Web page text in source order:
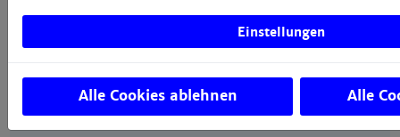
Verwandte Studiengänge
Master Medizintechnik
Einstellungen
Alle Cookies ablehnen Alle